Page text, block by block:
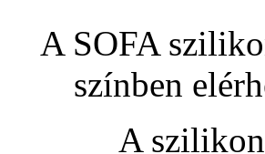
A SOFA
színben
A